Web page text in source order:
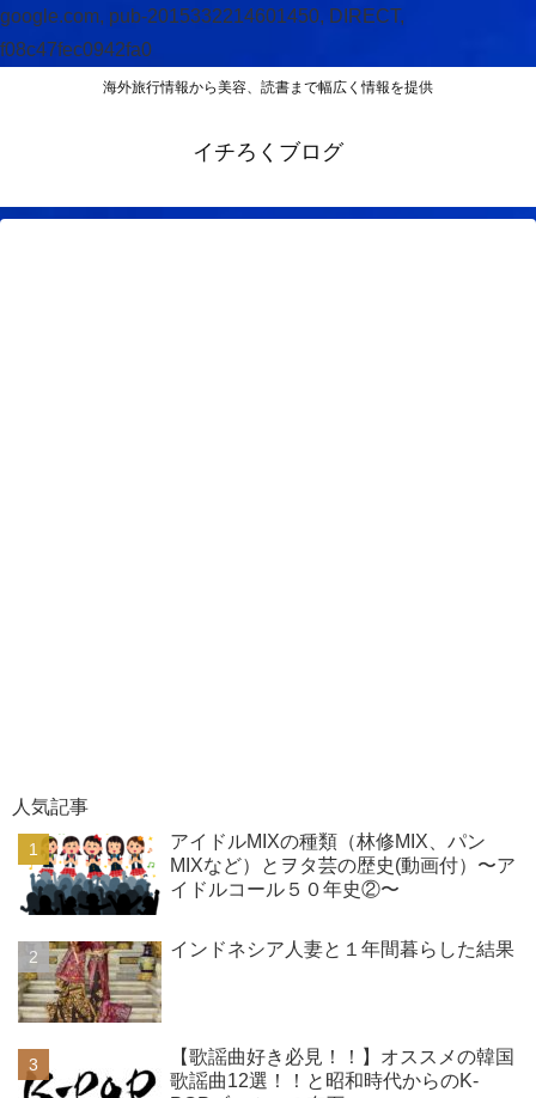
google.com, pub-2015332214601450, DIRECT,
f08c47fec0942fa0
海外旅行情報から美容、読書まで幅広く情報を提供
イチろくブログ
人気記事
アイドルMIXの種類（林修MIX、パン
MIXなど）とヲタ芸の歴史(動画付）〜ア
イドルコール５０年史②〜
インドネシア人妻と１年間暮らした結果
【歌謡曲好き必見！！】オススメの韓国
歌謡曲12選！！と昭和時代からのK-